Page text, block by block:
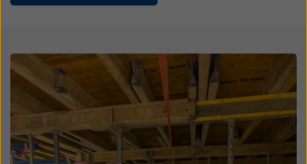
Open
Überwachungszwecken unterliegen und dagegen
Cookies ablehnen, indem Sie auf "Ablehnen" klicken
oder Ihre
Cookie Einstellungenanpassen, indem Sie
auf Cookie Einstellungen am Ende dieser Website
klicken und die entsprechenden Checkboxen
verwenden. Sie können Ihre Einwilligung jederzeit
grundlos mit Wirkung für die Zukunft widerrufen,
indem Sie zB auf
Cookie Einstellungenam Ende
dieser Website klicken.